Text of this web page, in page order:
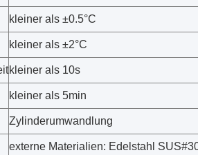
kleiner als ±0.5°C
kleiner als ±2°C
kleiner als 10s
kleiner als 5min
Zylinderumwandlung
externe Materialien: Edelstahl